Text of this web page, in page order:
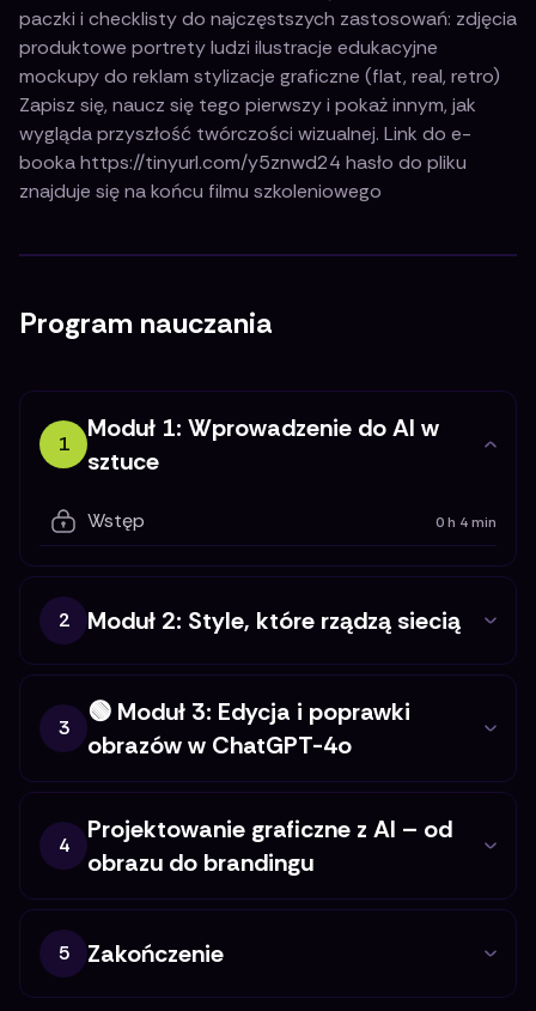
paczki i checklisty do najczęstszych zastosowań: zdjęcia
produktowe portrety ludzi ilustracje edukacyjne
mockupy do reklam stylizacje graficzne (flat, real, retro)
Zapisz się, naucz się tego pierwszy i pokaż innym, jak
wygląda przyszłość twórczości wizualnej. Link do e-
booka https://tinyurl.com/y5znwd24 hasło do pliku
znajduje się na końcu filmu szkoleniowego
Program nauczania
1
Moduł 1: Wprowadzenie do AI w
sztuce
Wstęp 0 h 4 min
2 Moduł 2: Style, które rządzą siecią
3
🟢 Moduł 3: Edycja i poprawki
obrazów w ChatGPT-4o
4
Projektowanie graficzne z AI – od
obrazu do brandingu
5 Zakończenie